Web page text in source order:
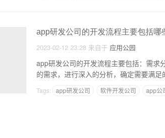
app研发公司的开发流程主要包括哪
2023-02-12 23:28 来自于 应用公园
app研发公司的开发流程主要包括：需求分析、设计
Tags: app研发公司 软件开发公司 app公